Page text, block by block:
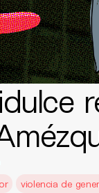
violencia de